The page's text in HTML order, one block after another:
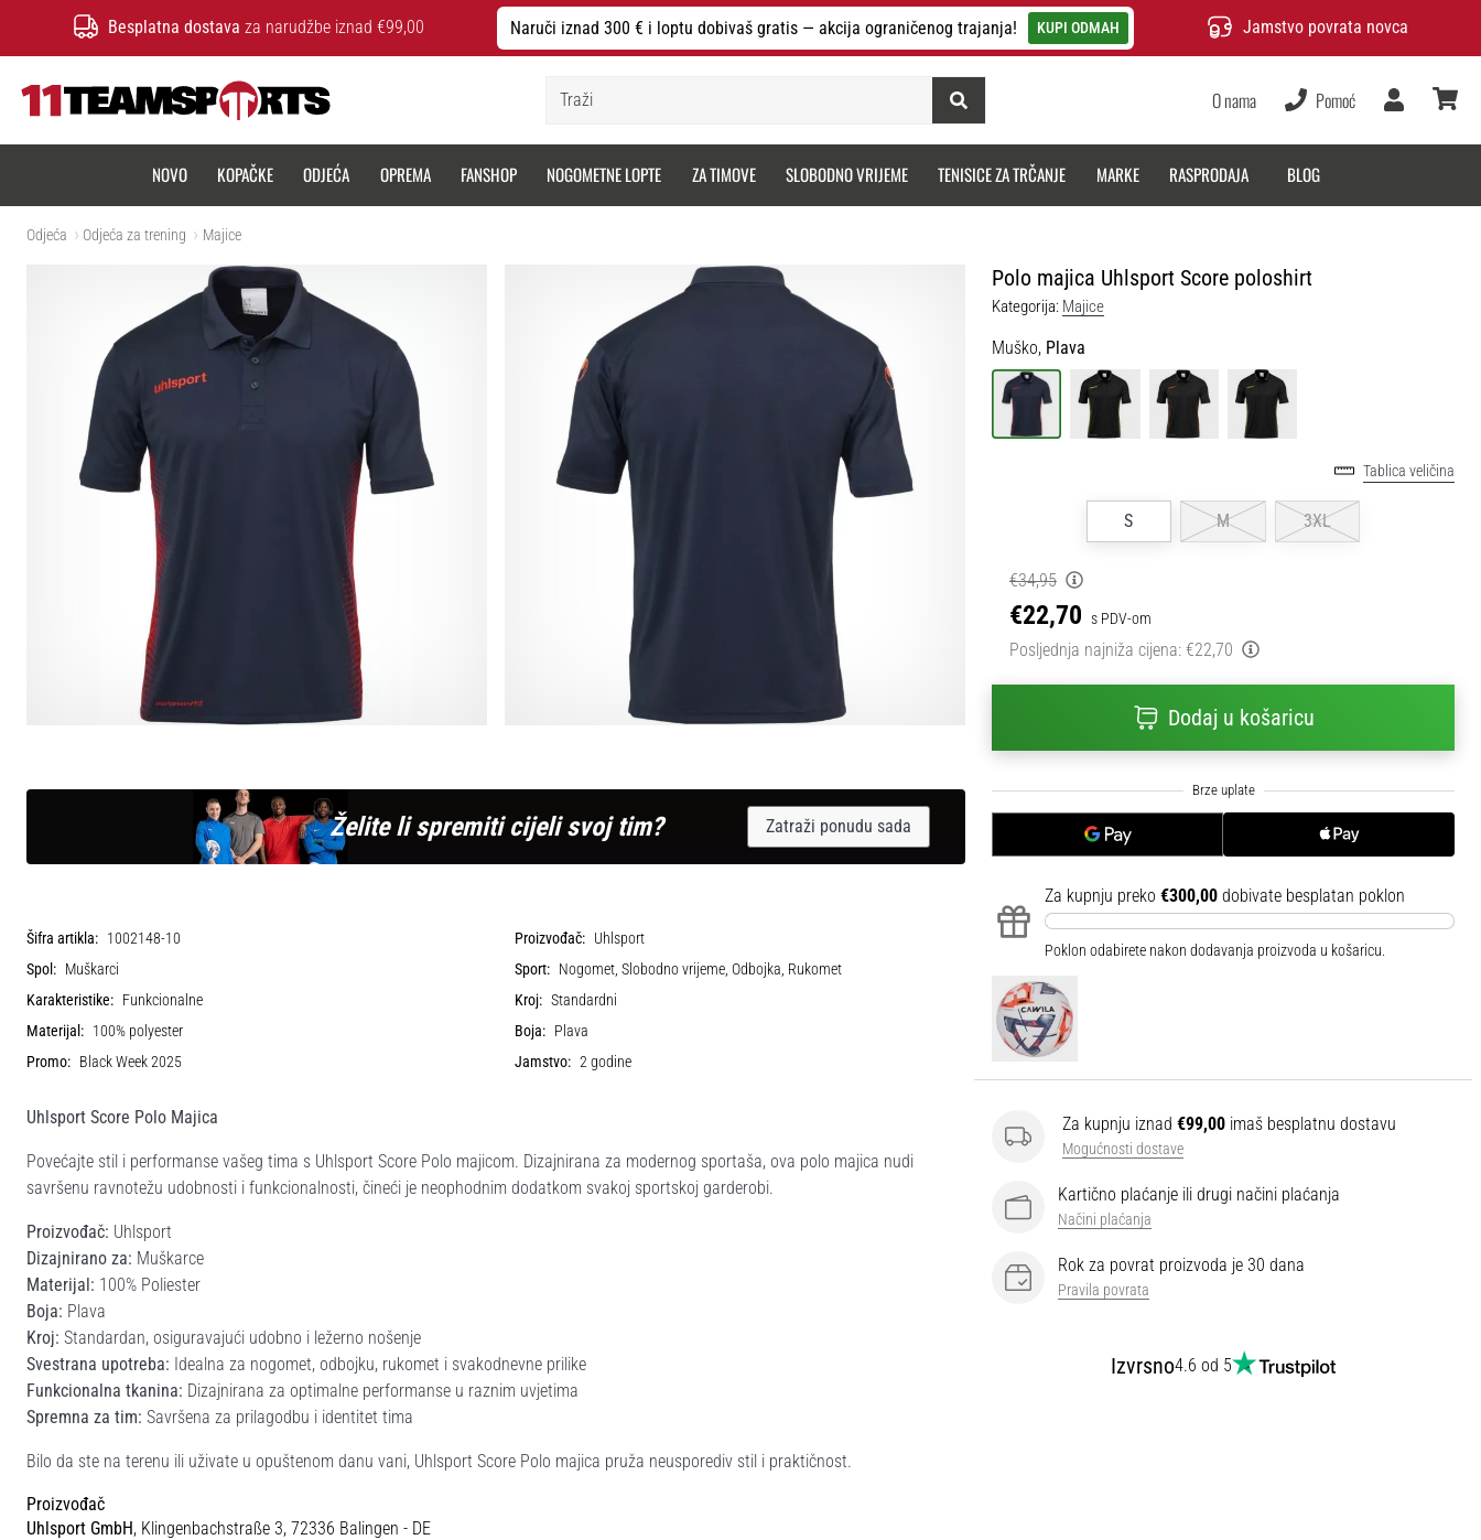
Besplatna dostava za narudžbe iznad €99,00 Naruči iznad 300 € i loptu dobivaš gratis — akcija ograničenog trajanja! KUPI ODMAH Jamstvo povrata novca
O nama Pomoć
Korisnik
NOVO KOPAČKE ODJEĆA OPREMA FANSHOP NOGOMETNE LOPTE ZA TIMOVE SLOBODNO VRIJEME TENISICE ZA TRČANJE MARKE RASPRODAJA BLOG
Odjeća Odjeća za trening Majice
Polo majica Uhlsport Score poloshirt
Kategorija: Majice
Muško, Plava
Tablica veličina
S M 3XL
€34,95
€22,70 s PDV-om
Posljednja najniža cijena: €22,70
Dodaj u košaricu
Za kupnju preko €300,00 dobivate besplatan poklon
Poklon odabirete nakon dodavanja proizvoda u košaricu.
Za kupnju iznad €99,00 imaš besplatnu dostavu
Mogućnosti dostave
Kartično plaćanje ili drugi načini plaćanja
Načini plaćanja
Rok za povrat proizvoda je 30 dana
Pravila povrata
Izvrsno4.6 od 5
Želite li spremiti cijeli svoj tim? Zatraži ponudu sada
Šifra artikla: 1002148-10 Proizvođač: Uhlsport
Spol: Muškarci Sport: Nogomet, Slobodno vrijeme, Odbojka, Rukomet
Karakteristike: Funkcionalne Kroj: Standardni
Materijal: 100% polyester Boja: Plava
Promo: Black Week 2025 Jamstvo: 2 godine
Uhlsport Score Polo Majica
Povećajte stil i performanse vašeg tima s Uhlsport Score Polo majicom. Dizajnirana za modernog sportaša, ova polo majica nudi
savršenu ravnotežu udobnosti i funkcionalnosti, čineći je neophodnim dodatkom svakoj sportskoj garderobi.
Proizvođač: Uhlsport
Dizajnirano za: Muškarce
Materijal: 100% Poliester
Boja: Plava
Kroj: Standardan, osiguravajući udobno i ležerno nošenje
Svestrana upotreba: Idealna za nogomet, odbojku, rukomet i svakodnevne prilike
Funkcionalna tkanina: Dizajnirana za optimalne performanse u raznim uvjetima
Spremna za tim: Savršena za prilagodbu i identitet tima
Bilo da ste na terenu ili uživate u opuštenom danu vani, Uhlsport Score Polo majica pruža neusporediv stil i praktičnost.
Proizvođač
Uhlsport GmbH, Klingenbachstraße 3, 72336 Balingen - DE